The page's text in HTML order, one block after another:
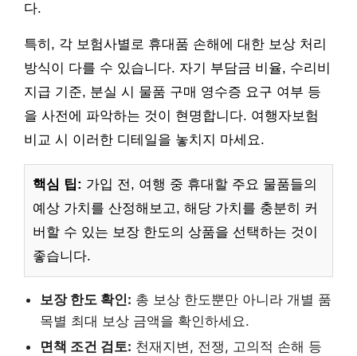
다.
특히, 각 보험사별로 휴대품 손해에 대한 보상 처리
방식이 다를 수 있습니다. 자기 부담금 비율, 수리비
지급 기준, 분실 시 물품 구매 영수증 요구 여부 등
을 사전에 파악하는 것이 현명합니다. 여행자보험
비교 시 이러한 디테일을 놓치지 마세요.
핵심 팁: 가입 전, 여행 중 휴대할 주요 물품들의
예상 가치를 산정해보고, 해당 가치를 충분히 커
버할 수 있는 보장 한도의 상품을 선택하는 것이
좋습니다.
보장 한도 확인: 총 보상 한도뿐만 아니라 개별 품
목별 최대 보상 금액을 확인하세요.
면책 조건 검토: 천재지변, 전쟁, 고의적 손해 등